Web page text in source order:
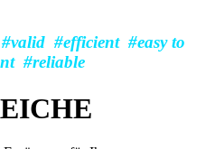
#efficient #easy to
#reliable